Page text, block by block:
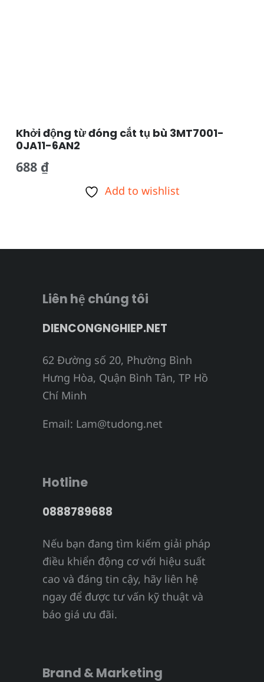
Khởi động từ đóng cắt tụ bù 3MT7001-
0JA11-6AN2
688 ₫
Add to wishlist
Liên hệ chúng tôi
DIENCONGNGHIEP.NET
62 Đường số 20, Phường Bình
Hưng Hòa, Quận Bình Tân, TP Hồ
Chí Minh
Email: Lam@tudong.net
Hotline
0888789688
Nếu bạn đang tìm kiếm giải pháp
điều khiển động cơ với hiệu suất
cao và đáng tin cậy, hãy liên hệ
ngay để được tư vấn kỹ thuật và
báo giá ưu đãi.
Brand & Marketing